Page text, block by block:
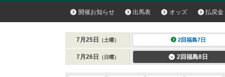
開催お知らせ 出馬表 オッズ 払戻金
7月25日 （土曜） 2回福島7日
7月26日 （日曜） 2回福島8日